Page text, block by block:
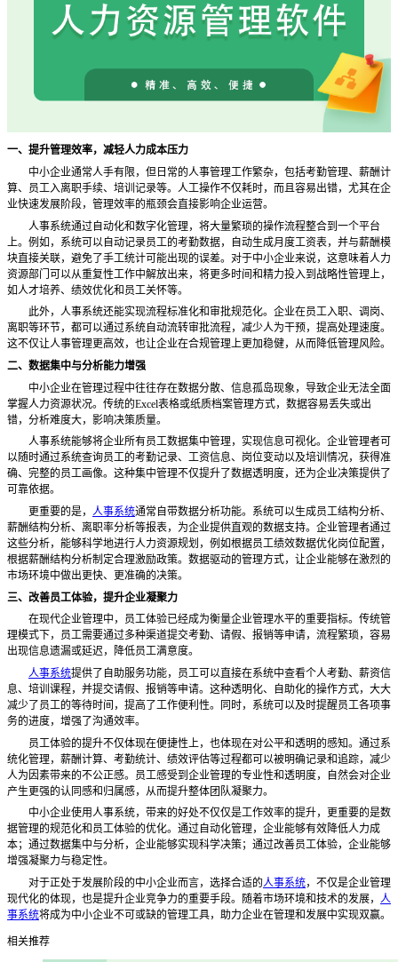
一、提升管理效率，减轻人力成本压力
中小企业通常人手有限，但日常的人事管理工作繁杂，包括考勤管理、薪酬计
算、员工入离职手续、培训记录等。人工操作不仅耗时，而且容易出错，尤其在企
业快速发展阶段，管理效率的瓶颈会直接影响企业运营。
人事系统通过自动化和数字化管理，将大量繁琐的操作流程整合到一个平台
上。例如，系统可以自动记录员工的考勤数据，自动生成月度工资表，并与薪酬模
块直接关联，避免了手工统计可能出现的误差。对于中小企业来说，这意味着人力
资源部门可以从重复性工作中解放出来，将更多时间和精力投入到战略性管理上，
如人才培养、绩效优化和员工关怀等。
此外，人事系统还能实现流程标准化和审批规范化。企业在员工入职、调岗、
离职等环节，都可以通过系统自动流转审批流程，减少人为干预，提高处理速度。
这不仅让人事管理更高效，也让企业在合规管理上更加稳健，从而降低管理风险。
二、数据集中与分析能力增强
中小企业在管理过程中往往存在数据分散、信息孤岛现象，导致企业无法全面
掌握人力资源状况。传统的Excel表格或纸质档案管理方式，数据容易丢失或出
错，分析难度大，影响决策质量。
人事系统能够将企业所有员工数据集中管理，实现信息可视化。企业管理者可
以随时通过系统查询员工的考勤记录、工资信息、岗位变动以及培训情况，获得准
确、完整的员工画像。这种集中管理不仅提升了数据透明度，还为企业决策提供了
可靠依据。
更重要的是， 人事系统通常自带数据分析功能。系统可以生成员工结构分析、
薪酬结构分析、离职率分析等报表，为企业提供直观的数据支持。企业管理者通过
这些分析，能够科学地进行人力资源规划，例如根据员工绩效数据优化岗位配置，
根据薪酬结构分析制定合理激励政策。数据驱动的管理方式，让企业能够在激烈的
市场环境中做出更快、更准确的决策。
三、改善员工体验，提升企业凝聚力
在现代企业管理中，员工体验已经成为衡量企业管理水平的重要指标。传统管
理模式下，员工需要通过多种渠道提交考勤、请假、报销等申请，流程繁琐，容易
出现信息遗漏或延迟，降低员工满意度。
人事系统提供了自助服务功能，员工可以直接在系统中查看个人考勤、薪资信
息、培训课程，并提交请假、报销等申请。这种透明化、自助化的操作方式，大大
减少了员工的等待时间，提高了工作便利性。同时，系统可以及时提醒员工各项事
务的进度，增强了沟通效率。
员工体验的提升不仅体现在便捷性上，也体现在对公平和透明的感知。通过系
统化管理，薪酬计算、考勤统计、绩效评估等过程都可以被明确记录和追踪，减少
人为因素带来的不公正感。员工感受到企业管理的专业性和透明度，自然会对企业
产生更强的认同感和归属感，从而提升整体团队凝聚力。
中小企业使用人事系统，带来的好处不仅仅是工作效率的提升，更重要的是数
据管理的规范化和员工体验的优化。通过自动化管理，企业能够有效降低人力成
本；通过数据集中与分析，企业能够实现科学决策；通过改善员工体验，企业能够
增强凝聚力与稳定性。
对于正处于发展阶段的中小企业而言，选择合适的人事系统，不仅是企业管理
现代化的体现，也是提升企业竞争力的重要手段。随着市场环境和技术的发展， 人
事系统将成为中小企业不可或缺的管理工具，助力企业在管理和发展中实现双赢。
相关推荐